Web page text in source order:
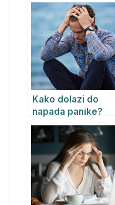
Kako dolazi do
napada panike?